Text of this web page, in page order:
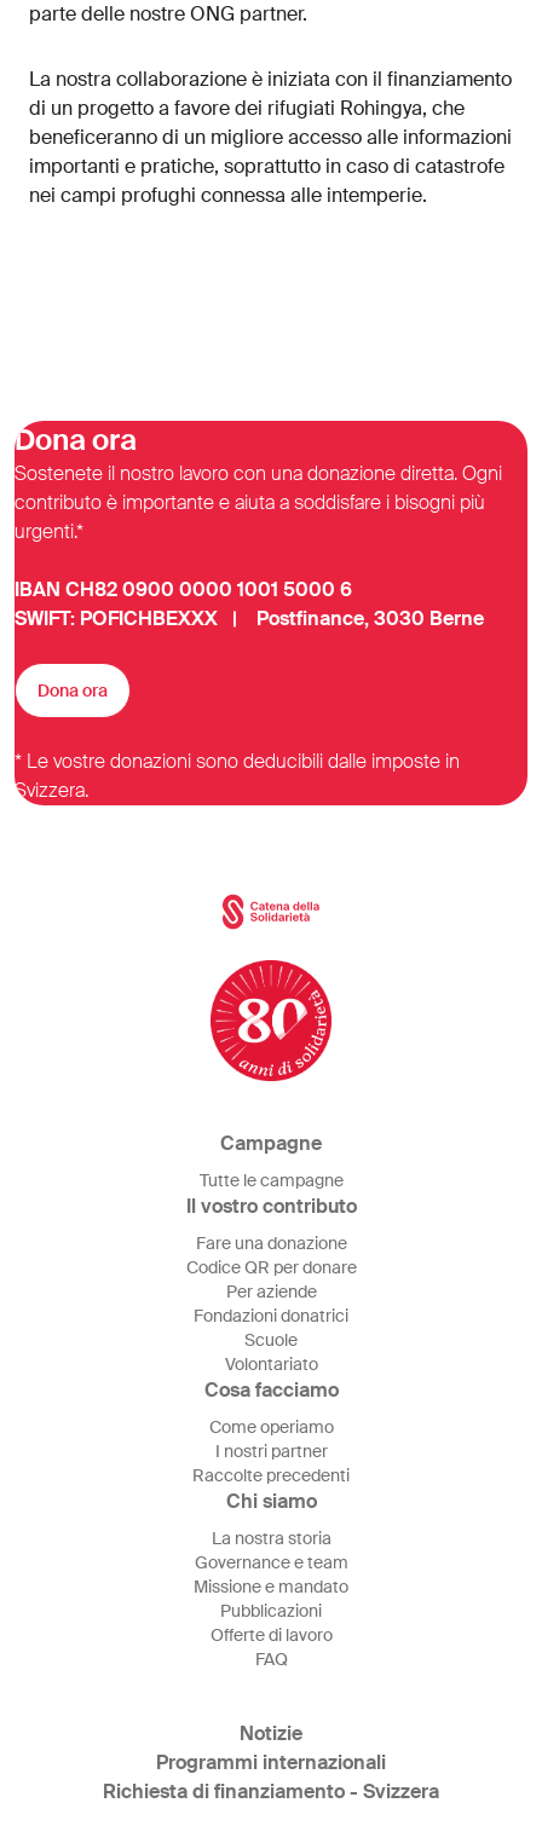
parte delle nostre ONG partner.
La nostra collaborazione è iniziata con il finanziamento
di un progetto a favore dei rifugiati Rohingya, che
beneficeranno di un migliore accesso alle informazioni
importanti e pratiche, soprattutto in caso di catastrofe
nei campi profughi connessa alle intemperie.
Dona ora
Sostenete il nostro lavoro con una donazione diretta. Ogni
contributo è importante e aiuta a soddisfare i bisogni più
urgenti.*
IBAN CH82 0900 0000 1001 5000 6
SWIFT: POFICHBEXXX | Postfinance, 3030 Berne
Dona ora
* Le vostre donazioni sono deducibili dalle imposte in
Svizzera.
Campagne
Tutte le campagne
Il vostro contributo
Fare una donazione
Codice QR per donare
Per aziende
Fondazioni donatrici
Scuole
Volontariato
Cosa facciamo
Come operiamo
I nostri partner
Raccolte precedenti
Chi siamo
La nostra storia
Governance e team
Missione e mandato
Pubblicazioni
Offerte di lavoro
FAQ
Notizie
Programmi internazionali
Richiesta di finanziamento - Svizzera